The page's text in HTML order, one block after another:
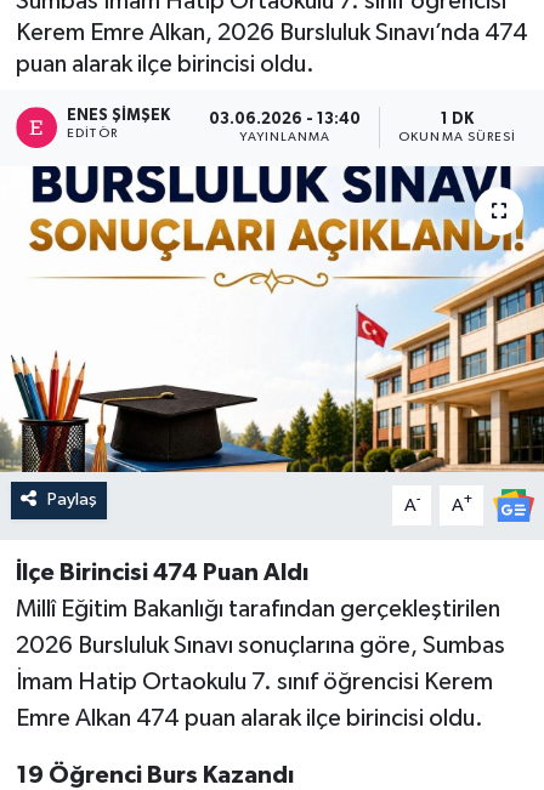
Kerem Emre Alkan, 2026 Bursluluk Sınavı’nda 474
puan alarak ilçe birincisi oldu.
ENES ŞIMŞEK
EDITÖR
03.06.2026 - 13:40
YAYINLANMA
1 DK
OKUNMA SÜRESI
Paylaş A- A+
İlçe Birincisi 474 Puan Aldı
Millî Eğitim Bakanlığı tarafından gerçekleştirilen
2026 Bursluluk Sınavı sonuçlarına göre, Sumbas
İmam Hatip Ortaokulu 7. sınıf öğrencisi Kerem
Emre Alkan 474 puan alarak ilçe birincisi oldu.
19 Öğrenci Burs Kazandı